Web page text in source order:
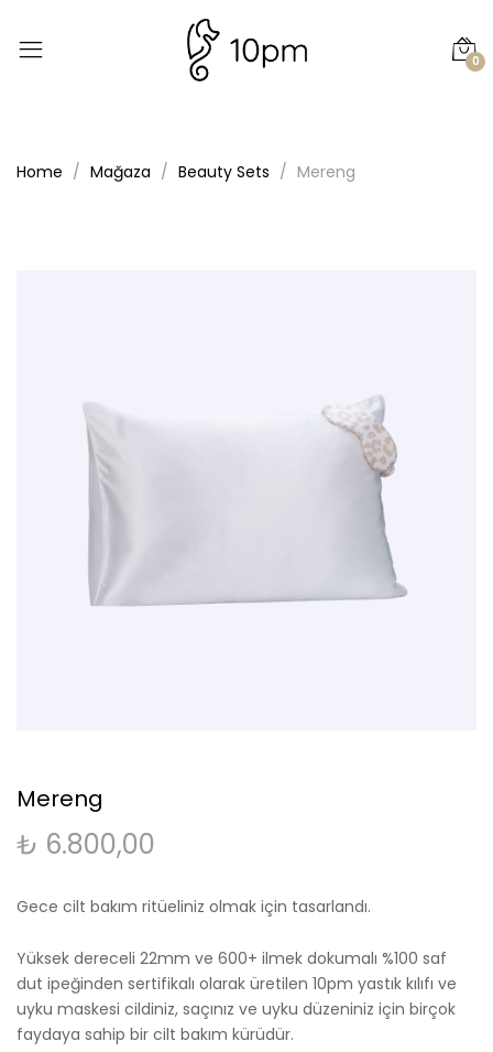
0
Home Mağaza Beauty Sets Mereng
Mereng
₺ 6.800,00
Gece cilt bakım ritüeliniz olmak için tasarlandı.
Yüksek dereceli 22mm ve 600+ ilmek dokumalı %100 saf
dut ipeğinden sertifikalı olarak üretilen 10pm yastık kılıfı ve
uyku maskesi cildiniz, saçınız ve uyku düzeniniz için birçok
faydaya sahip bir cilt bakım kürüdür.